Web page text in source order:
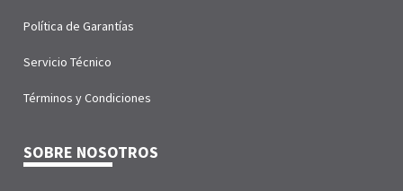
Política de Garantías
Servicio Técnico
Términos y Condiciones
SOBRE NOSOTROS